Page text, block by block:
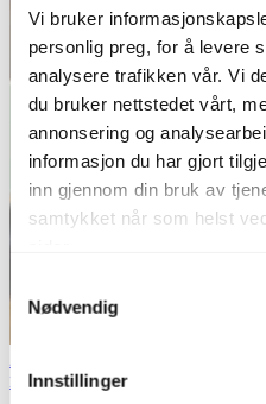
Vi bruker
personlig preg, for å levere
analysere trafikken vår. Vi
du bruker nettstedet vårt,
annonsering og
informasjon du har gjort
inn gjennom din bruk av
samtykket når som helst
Nødvendig
Innstillinger
Nova Life